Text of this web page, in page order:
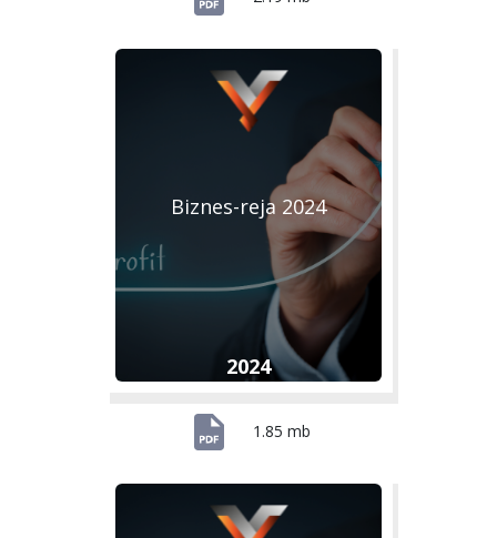
Biznes-reja 2024
2024
1.85 mb